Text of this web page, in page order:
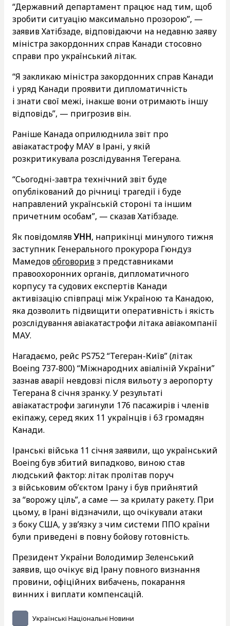
“Державний департамент працює над тим, щоб
зробити ситуацію максимально прозорою”, —
заявив Хатібзаде, відповідаючи на недавню заяву
міністра закордонних справ Канади стосовно
справи про український літак.
“Я закликаю міністра закордонних справ Канади
і уряд Канади проявити дипломатичність
і знати свої межі, інакше вони отримають іншу
відповідь”, — пригрозив він.
Раніше Канада оприлюднила звіт про
авіакатастрофу МАУ в Ірані, у якій
розкритикувала розслідування Тегерана.
“Сьогодні-завтра технічний звіт буде
опублікований до річниці трагедії і буде
направлений українській стороні та іншим
причетним особам”, — сказав Хатібзаде.
Як повідомлявУНН, наприкінці минулого тижня
заступник Генерального прокурора Гюндуз
Мамедовобговоривз представниками
правоохоронних органів, дипломатичного
корпусу та судових експертів Канади
активізацію співпраці між Україною та Канадою,
яка дозволить підвищити оперативність і якість
розслідування авіакатастрофи літака авіакомпанії
МАУ.
Нагадаємо, рейс PS752 “Тегеран-Київ” (літак
Boeing 737-800) “Міжнародних авіаліній України”
зазнав аварії невдовзі після вильоту з аеропорту
Тегерана 8 січня зранку. У результаті
авіакатастрофи загинули 176 пасажирів і членів
екіпажу, серед яких 11 українців і 63 громадян
Канади.
Іранські війська 11 січня заявили, що український
Boeing був збитий випадково, виною став
людський фактор: літак пролітав поруч
з військовим об’єктом Ірану і був прийнятий
за “ворожу ціль”, а саме — за крилату ракету. При
цьому, в Ірані відзначили, що очікували атаки
з боку США, у зв’язку з чим системи ППО країни
були приведені в повну бойову готовність.
Президент України Володимир Зеленський
заявив, що очікує від Ірану повного визнання
провини, офіційних вибачень, покарання
винних і виплати компенсацій.
Українські Національні Новини